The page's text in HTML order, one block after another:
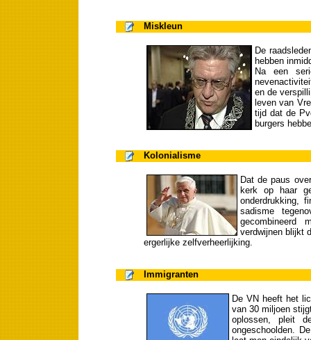
Miskleun
De
hebben
Na een
en de
leven van
tijd dat de
burgers
Kolonialisme
Dat de paus
kerk op haar
onderdrukking,
sadisme
gecombineerd
verdwijnen blijkt
ergerlijke zelfverheerlijking.
Immigranten
De VN heeft het
van 30 miljoen
oplossen, pleit
ongeschoolden.